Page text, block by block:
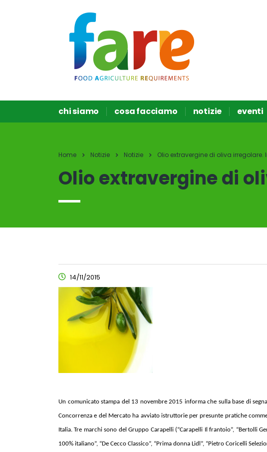
chi siamo cosa facciamo notizie eventi
Home Notizie Notizie Olio extravergine di oliva irregolare.
Olio extravergine di
14/11/2015
Un comunicato stampa del 13 novembre 2015 informa che sulla base di
Concorrenza e del Mercato ha avviato istruttorie per presunte pratiche
Italia. Tre marchi sono del Gruppo Carapelli (“Carapelli Il frantoio”, “Bertolli
100% italiano”, “De Cecco Classico”, “Prima donna Lidl”, “Pietro Coricelli